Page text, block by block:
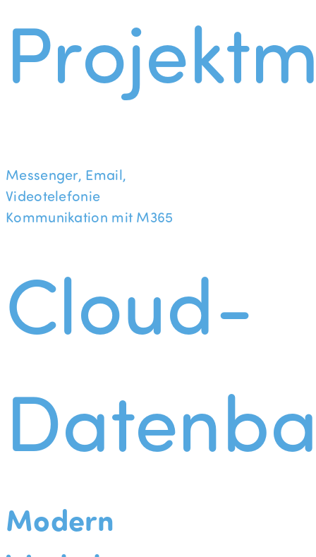
Messenger, Email,
Videotelefonie
Kommunikation mit M365
Cloud-
Modern